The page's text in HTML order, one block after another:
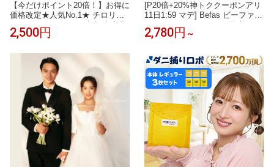
【今だけポイント20倍！】お得に
価格改定★人気No.1★ チロリア
ン お買い得セット40本入 大容量
お菓子 個包装 小分け クッキー
お礼 お土産 手土産 差し入れ 退
職 焼き菓子 お取り寄せ 福岡 お
徳用 大容量 詰め合わせ お配り
誕生日 洋菓子
2,500円
[P20倍+20%神トククーポンアリ
11日1:59 マデ] Befas ビーファス
ファスティング セット 酵素ドリ
ンク スムージー スープ 置き換え
カロリー 酵素【3日間】【7日
間】
2,780円 ～